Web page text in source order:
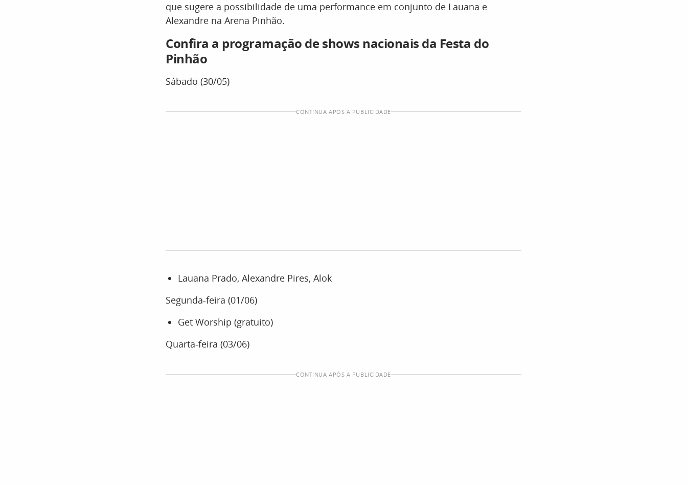
que sugere a possibilidade de uma performance em conjunto de Lauana e
Alexandre na Arena Pinhão.
Confira a programação de shows nacionais da Festa do
Pinhão
Sábado (30/05)
CONTINUA APÓS A PUBLICIDADE
Lauana Prado, Alexandre Pires, Alok
Segunda-feira (01/06)
Get Worship (gratuito)
Quarta-feira (03/06)
CONTINUA APÓS A PUBLICIDADE